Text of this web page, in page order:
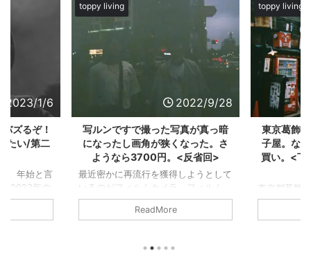
2023/1/6
ズるぞ！
たい/第二
。年始と言
2023年の
放送のバズ
toppy living
2022/9/28
写ルンですで撮った写真が真っ暗
になったし画角が狭くなった。さ
ようなら3700円。<反省回>
最近密かに再流行を獲得しようとして
いるのがフィルムカメラ。フィルム
代、カメラ代、現像代、デジタル化代
も安いとは言えない。スマホという便
ReadMore
toppy living
東京葛飾
子屋。な
買い。<下
東京都葛飾
つらいよ」